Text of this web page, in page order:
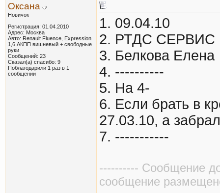
Оксана
Новичок
Регистрация: 01.04.2010
Адрес: Москва
Авто: Renault Fluence, Expression
1,6 АКПП вишневый + свободные
руки
Сообщений: 23
Сказал(а) спасибо: 9
Поблагодарили 1 раз в 1
сообщении
1. 09.04.10
2. РТДС СЕРВИС
3. Белкова Елена
4. ----------
5. На 4-
6. Если брать в
27.03.10, а
7. -----------
---------- Сообщение
сообщение